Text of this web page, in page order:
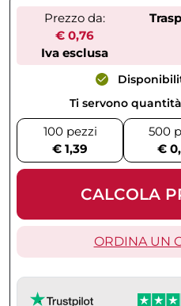
Prezzo da:
€ 0,76
Iva esclusa
Ti servono
100 pezzi
€ 1,39
500
€
CALCOLA
ORDINA UN